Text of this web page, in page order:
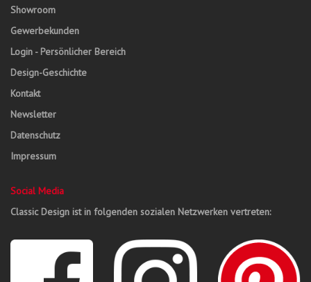
Showroom
Gewerbekunden
Login - Persönlicher Bereich
Design-Geschichte
Kontakt
Newsletter
Datenschutz
Impressum
Social Media
Classic Design ist in folgenden sozialen Netzwerken vertreten: